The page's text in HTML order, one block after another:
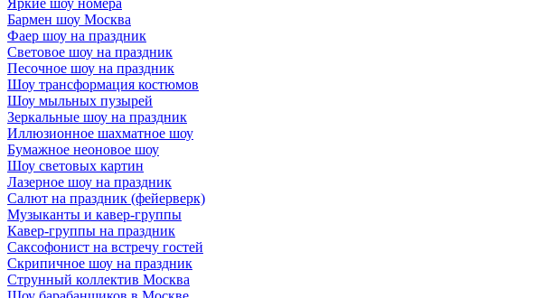
Яркие шоу номера
Бармен шоу Москва
Фаер шоу на праздник
Световое шоу на праздник
Песочное шоу на праздник
Шоу трансформация костюмов
Шоу мыльных пузырей
Зеркальные шоу на праздник
Иллюзионное шахматное шоу
Бумажное неоновое шоу
Шоу световых картин
Лазерное шоу на праздник
Салют на праздник (фейерверк)
Музыканты и кавер-группы
Кавер-группы на праздник
Саксофонист на встречу гостей
Скрипичное шоу на праздник
Струнный коллектив Москва